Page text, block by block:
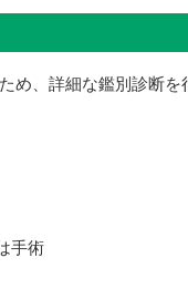
、詳細な鑑別診断
手術